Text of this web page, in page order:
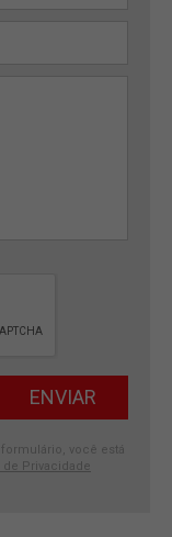
você está
de Privacidade